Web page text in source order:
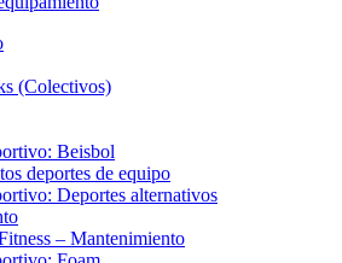
(Colectivos)
Beisbol
deportes de equipo
Deportes alternativos
– Mantenimiento